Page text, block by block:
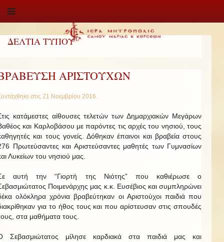
ΔΕΛΤΙΑ ΤΥΠΟΥ
ΑΡΙΣΤΟΥΧΩΝ
στις 21 Νοεμβρίου 2016.
κατάμεστες αίθουσες τελετών των Δημαρχιακών Μεγάρων
και Καρλοβάσου με παρόντες τις αρχές του νησιού, τους
και τους γονείς. Δόθηκαν έπαινοι και βραβεία στους
Πρωτεύσαντες και Αριστεύσαντες μαθητές των Γυμνασίων
Λυκείων του νησιού μας.
αυτή την “Γιορτή της Νιότης” που καθιέρωσε ο
Ποιμενάρχης μας κ.κ. Ευσέβιος και συμπληρώνει
ολόκληρα χρόνια βραβεύτηκαν οι Αριστούχοι παιδιά που
για το ήθος τους και που αρίστευσαν στις σπουδές
στα μαθήματα τους.
Σεβασμιώτατος μίλησε καρδιακά στα παιδιά μας και